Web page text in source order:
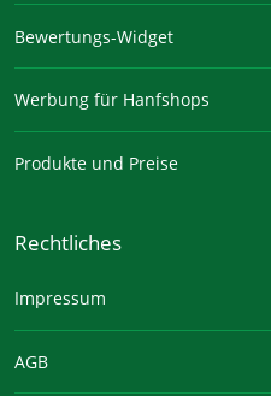
Bewertungs-Widget
Werbung für Hanfshops
Produkte und Preise
Rechtliches
Impressum
AGB